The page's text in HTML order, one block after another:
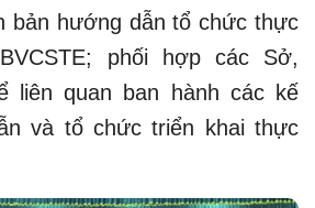
bản hướng dẫn tổ chức thực
phối hợp các Sở,
liên quan ban hành các kế
và tổ chức triển khai thực